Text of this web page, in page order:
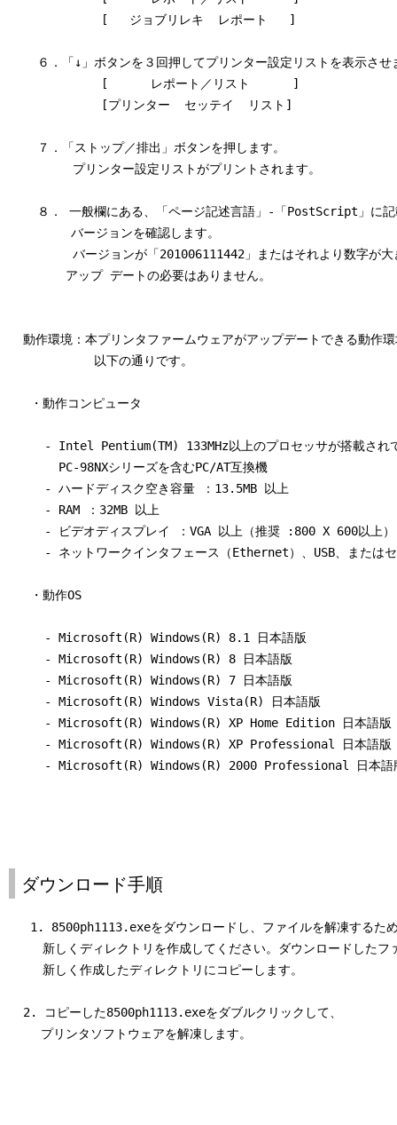
             [   ジョブリレキ  レポート   ]
６．「↓」ボタンを３回押してプリンター設定リストを表示させ
             [      レポート／リスト      ]
             [プリンター  セッテイ  リスト]
    ７．「ストップ／排出」ボタンを押します。
         プリンター設定リストがプリントされます。
８． 一般欄にある、「ページ記述言語」-「PostScript」に記
      　 バージョンを確認します。
バージョンが「201006111442」またはそれより数字が大
アップ デートの必要はありません。
動作環境：本プリンタファームウェアがアップデートできる動作
            以下の通りです。
   ・動作コンピュータ
- Intel Pentium(TM) 133MHz以上のプロセッサが搭載され
       PC-98NXシリーズを含むPC/AT互換機
     - ハードディスク空き容量 ：13.5MB 以上
     - RAM ：32MB 以上
     - ビデオディスプレイ ：VGA 以上（推奨 :800 X 600以上）
- ネットワークインタフェース（Ethernet）、USB、または
   ・動作OS
     - Microsoft(R) Windows(R) 8.1 日本語版
     - Microsoft(R) Windows(R) 8 日本語版
     - Microsoft(R) Windows(R) 7 日本語版
     - Microsoft(R) Windows Vista(R) 日本語版
     - Microsoft(R) Windows(R) XP Home Edition 日本語版
     - Microsoft(R) Windows(R) XP Professional 日本語版
- Microsoft(R) Windows(R) 2000 Professional 日本語
ダウンロード手順
1. 8500ph1113.exeをダウンロードし、ファイルを解凍するた
新しくディレクトリを作成してください。ダウンロードしたフ
新しく作成したディレクトリにコピーします。
  2. コピーした8500ph1113.exeをダブルクリックして、
プリンタソフトウェアを解凍します。